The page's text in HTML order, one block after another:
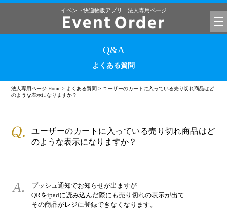
イベント快適物販アプリ 法人専用ページ
Q&A
よくある質問
法人専用ページ Home > よくある質問 > ユーザーのカートに入っている売り切れ商品はど
のような表示になりますか？
ユーザーのカートに入っている売り切れ商品はど
のような表示になりますか？
プッシュ通知でお知らせが出ますが
QRをipadに読み込んだ際にも売り切れの表示が出て
その商品がレジに登録できなくなります。